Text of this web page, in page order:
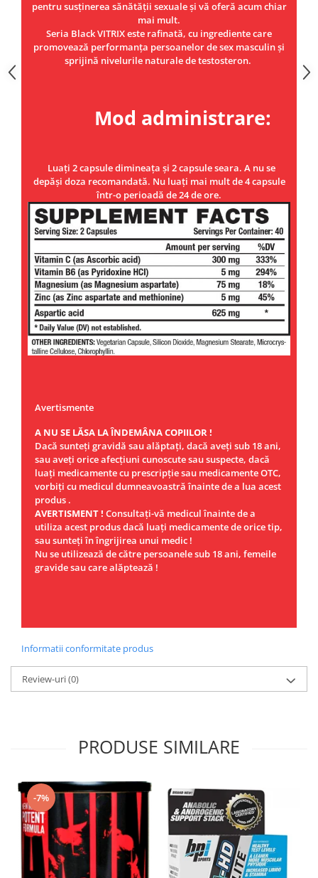
pentru susținerea sănătății sexuale și vă oferă acum chiar
mai mult.
Seria Black VITRIX este rafinată, cu ingrediente care
promovează performanța persoanelor de sex masculin și
sprijină nivelurile naturale de testosteron.
Mod administrare:
Luați 2 capsule dimineața și 2 capsule seara. A nu se
depăși doza recomandată. Nu luați mai mult de 4 capsule
într-o perioadă de 24 de ore.
Avertismente
A NU SE LĂSA LA ÎNDEMÂNA COPIILOR !
Dacă sunteţi gravidă sau alăptaţi, dacă aveţi sub 18 ani,
sau aveţi orice afecţiuni cunoscute sau suspecte, dacă
luaţi medicamente cu prescripţie sau medicamente OTC,
vorbiţi cu medicul dumneavoastră înainte de a lua acest
produs .
AVERTISMENT ! Consultaţi-vă medicul înainte de a
utiliza acest produs dacă luaţi medicamente de orice tip,
sau sunteţi în îngrijirea unui medic !
Nu se utilizează de către persoanele sub 18 ani, femeile
gravide sau care alăptează !
Informatii conformitate produs
Review-uri(0)
PRODUSE SIMILARE
-7%